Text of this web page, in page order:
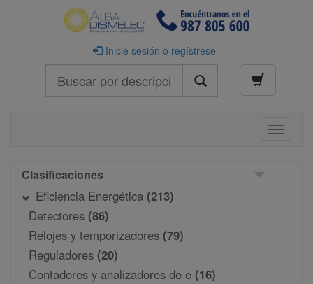
Inicie sesión o regístrese
Toggle
Clasificaciones
Eficiencia Energética (213)
Detectores (86)
Relojes y temporizadores (79)
Reguladores (20)
Contadores y analizadores de e (16)